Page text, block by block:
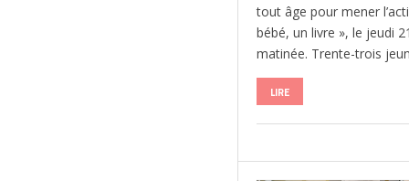
tout âge pour mener
bébé, un livre », le jeudi
matinée. Trente-trois
LIRE